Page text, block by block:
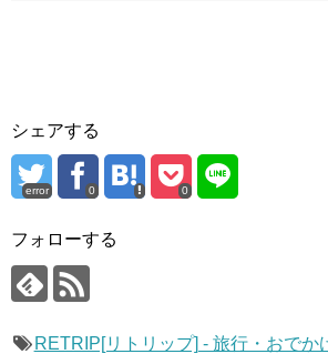
シェアする
error 0 0
フォローする
RETRIP[リトリップ] - 旅行・おでか